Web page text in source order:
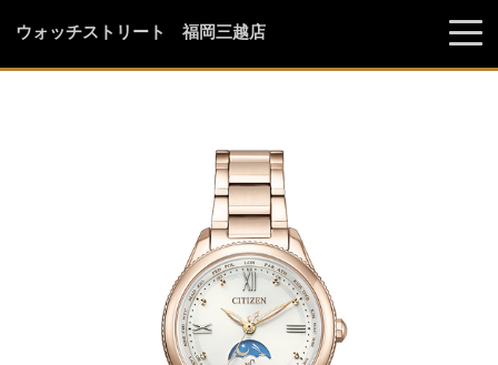
ウォッチストリート 福岡三越店